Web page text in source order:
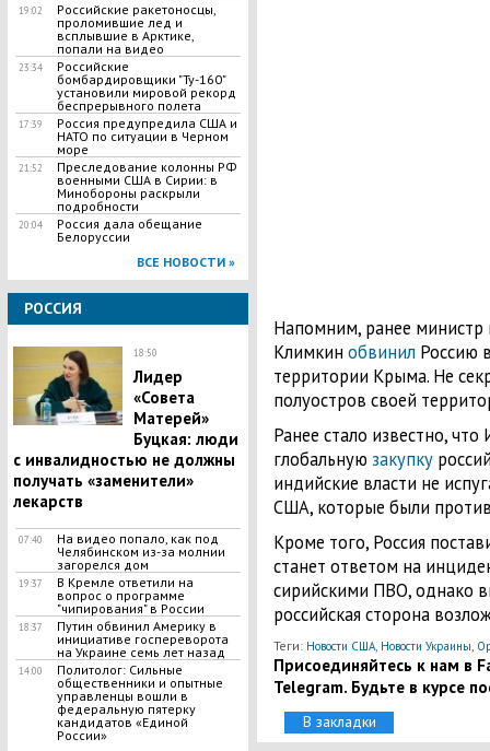
19:02
Российские ракетоносцы,
проломившие лед и
всплывшие в Арктике,
попали на видео
23:34
Российские
бомбардировщики "Ту-160"
установили мировой рекорд
беспрерывного полета
17:39
Россия предупредила США и
НАТО по ситуации в Черном
море
21:52
Преследование колонны РФ
военными США в Сирии: в
Минобороны раскрыли
подробности
20:04
Россия дала обещание
Белоруссии
ВСЕ НОВОСТИ »
РОССИЯ
18:50
Лидер
«Совета
Матерей»
Буцкая: люди
с инвалидностью не должны
получать «заменители»
лекарств
07:40
На видео попало, как под
Челябинском из-за молнии
загорелся дом
19:37
В Кремле ответили на
вопрос о программе
"чипирования" в России
18:37
Путин обвинил Америку в
инициативе госпереворота
на Украине семь лет назад
14:00
Политолог: Сильные
общественники и опытные
управленцы вошли в
федеральную пятерку
кандидатов «Единой
России»
Напомним, ранее министр
Климкин обвинил Россию
территории Крыма. Не
полуостров своей
Ранее стало известно,
глобальную закупку
индийские власти не
США, которые были
Кроме того, Россия
станет ответом на
сирийскими ПВО, однако
российская сторона
Теги: Новости США, Новости Украины,
Присоединяйтесь к нам в
Telegram. Будьте в курсе
В закладки